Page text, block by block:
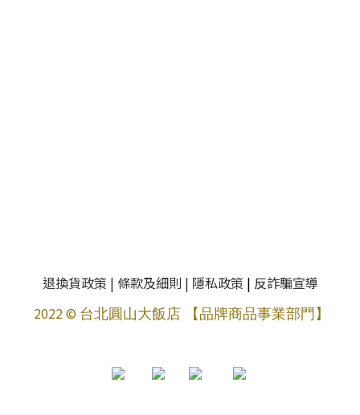
退換貨政策 | 條款及細則 | 隱私政策 | 反詐騙宣導
2022 © 台北圓山大飯店 【品牌商品事業部門】